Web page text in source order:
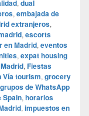
, dual
, embajada de
extranjeros,
, escorts
en Madrid, eventos
, expat housing
, Fiestas
Vía tourism, grocery
grupos de WhatsApp
Spain, horarios
, impuestos en